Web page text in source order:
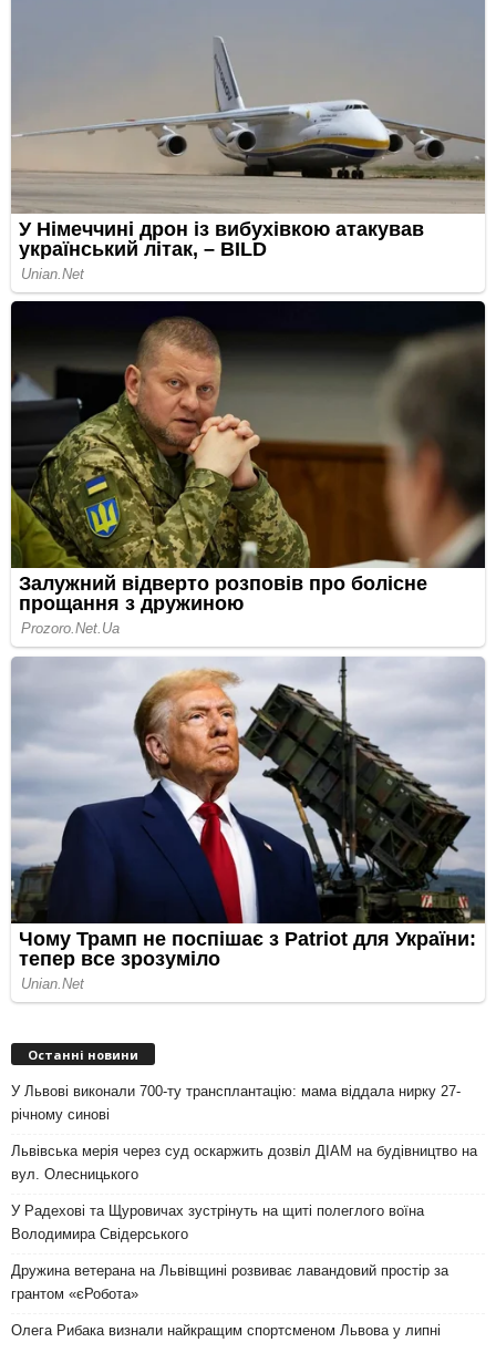
Останні новини
У Львові виконали 700-ту трансплантацію: мама віддала нирку 27-
річному синові
Львівська мерія через суд оскаржить дозвіл ДІАМ на будівництво на
вул. Олесницького
У Радехові та Щуровичах зустрінуть на щиті полеглого воїна
Володимира Свідерського
Дружина ветерана на Львівщині розвиває лавандовий простір за
грантом «єРобота»
Олега Рибака визнали найкращим спортсменом Львова у липні